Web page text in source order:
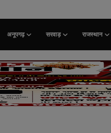
अनूपगढ़ सरवाड़ राजस्थान